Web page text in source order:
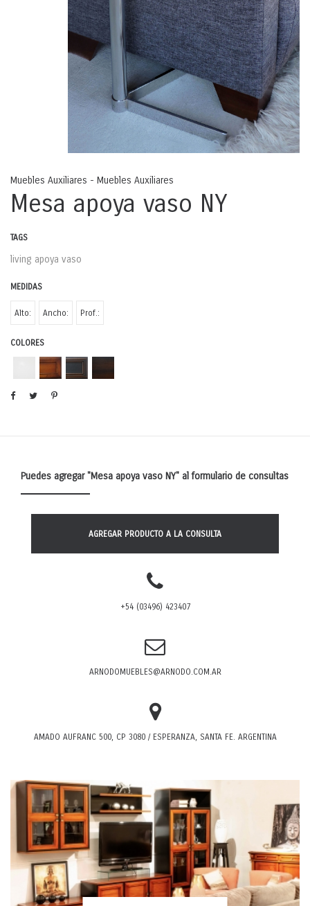
Muebles Auxiliares - Muebles Auxiliares
Mesa apoya vaso NY
TAGS
living apoya vaso
MEDIDAS
Alto: Ancho: Prof.:
COLORES
Puedes agregar"Mesa apoya vaso NY" al formulario de consultas
AGREGAR PRODUCTO A LA CONSULTA
+54 (03496) 423407
ARNODOMUEBLES@ARNODO.COM.AR
AMADO AUFRANC 500, CP 3080 / ESPERANZA, SANTA FE. ARGENTINA